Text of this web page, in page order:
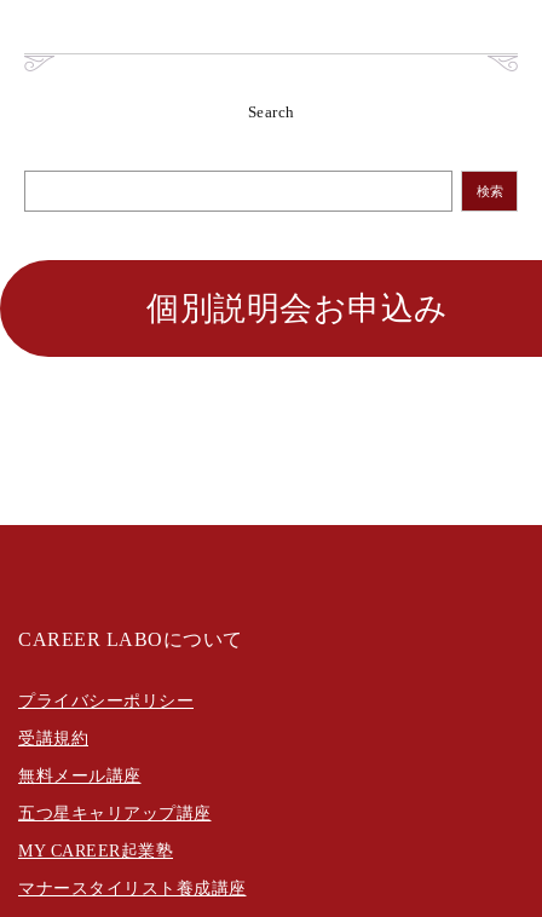
Search
検索
個別説明会お申込み
CAREER LABOについて
プライバシーポリシー
受講規約
無料メール講座
五つ星キャリアップ講座
MY CAREER起業塾
マナースタイリスト養成講座